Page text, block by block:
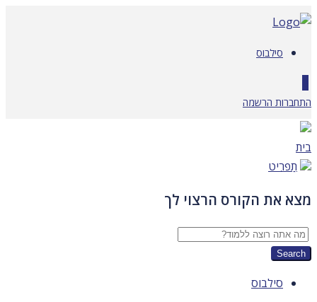
דלג
לתוכן
סילבוס
התחברות הרשמה
בית
תַפרִיט
מצא את הקורס הרצוי לך
סילבוס